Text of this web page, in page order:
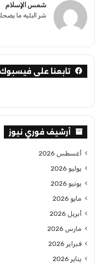
شمس الإسلام
شر البليه ما
تابعنا على فيسبوك
أرشيف فوري نيوز
أغسطس 2026
يوليو 2026
يونيو 2026
مايو 2026
أبريل 2026
مارس 2026
فبراير 2026
يناير 2026